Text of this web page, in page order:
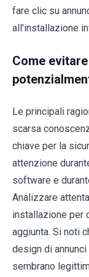
fare clic su
all'installazione
Come
Le principali
scarsa
chiave per la
attenzione
software e
Analizzare
installazione per
aggiunta. Si noti
design di
sembrano